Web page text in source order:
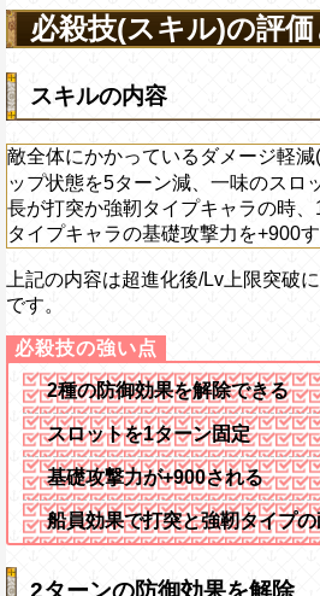
必殺技(スキル)の評
スキルの内容
敵全体にかかっているダメージ軽減(
ップ状態を5ターン減、一味のスロ
長が打突か強靭タイプキャラの時
タイプキャラの基礎攻撃力を+900
上記の内容は超進化後/Lv上限突破
です。
2種の防御効果を解除できる
スロットを1ターン固定
基礎攻撃力が+900される
船員効果で打突と強靭タイプ
2ターンの防御効果を解除